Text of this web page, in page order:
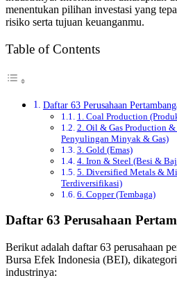
menentukan pilihan investasi yang
risiko serta tujuan keuanganmu.
Table of Contents
Daftar 63 Perusahaan
1. Coal Production
2. Oil & Gas Production
Penyulingan Minyak & Gas)
3. Gold (Emas)
4. Iron & Steel (Besi &
5. Diversified Metals &
Terdiversifikasi)
6. Copper (Tembaga)
Daftar 63 Perusahaan
Berikut adalah daftar 63 perusahaan
Bursa Efek Indonesia (BEI),
industrinya: